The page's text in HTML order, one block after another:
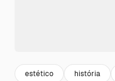
estético história